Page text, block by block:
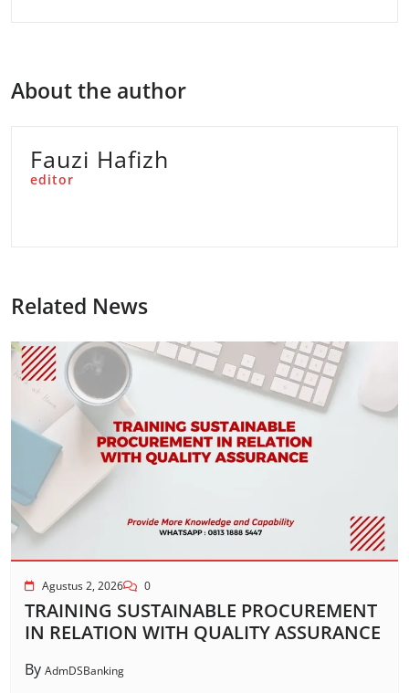
About the author
Fauzi Hafizh
editor
Related News
Agustus 2, 2026 0
TRAINING SUSTAINABLE PROCUREMENT
IN RELATION WITH QUALITY ASSURANCE
By AdmDSBanking